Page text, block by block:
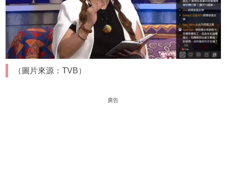
（圖片來源：TVB）
廣告